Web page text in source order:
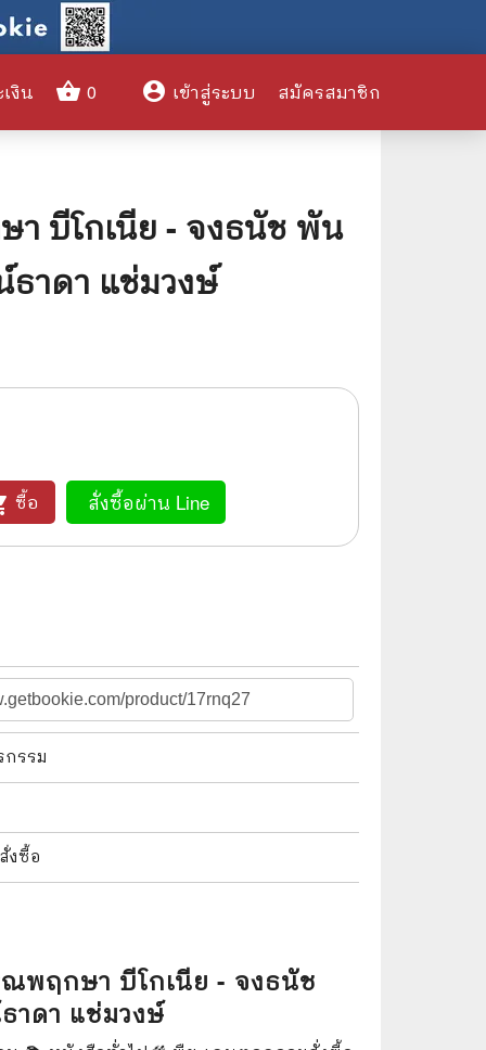
บีโกเนีย - จงธนัช พัน
าดา แช่มวงษ์
ซื้อ สั่งซื้อผ่าน Line
กรรม
งซื้อ
พฤกษา บีโกเนีย - จงธนัช
ดา แช่มวงษ์
งิน shopping_basket 0 account_circle เข้าสู่ระบบ สมัครสมาชิก
🎨 Art and Design
🌠 Astrology
⛪ Religion
🏋️‍♂️ Health and Well-Being
🤳 Social Science
🧒 Children's Books
👪 Family and Relationships